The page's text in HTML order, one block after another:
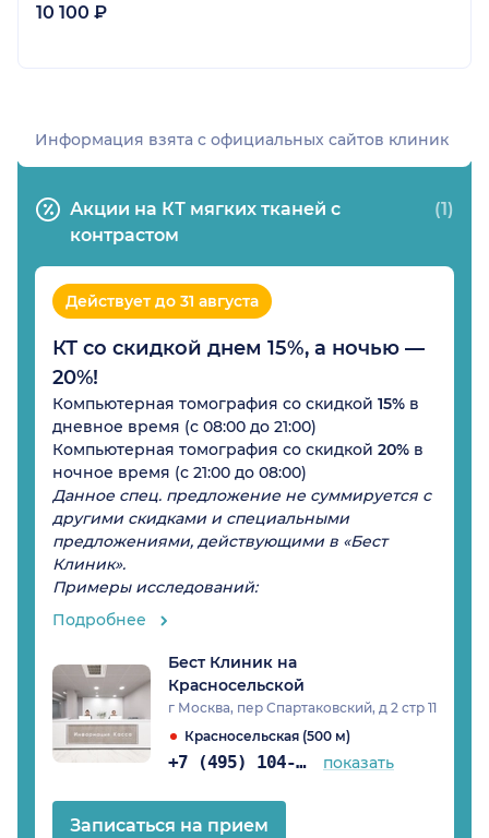
10 100 ₽
Акции на КТ мягких тканей с
контрастом
(1)
Действует до 31 августа
КТ со скидкой днем 15%, а ночью —
20%!
Компьютерная томография со скидкой 15% в
дневное время (с 08:00 до 21:00)
Компьютерная томография со скидкой 20% в
ночное время (с 21:00 до 08:00)
Данное спец. предложение не суммируется с
другими скидками и специальными
предложениями, действующими в «Бест
Клиник».
Примеры исследований:
Подробнее
Бест Клиник на
Красносельской
г Москва, пер Спартаковский, д 2 стр 11
Красносельская (500 м)
+7 (495) 104-99-85 показать
Записаться на прием
Информация взята c официальных сайтов клиник